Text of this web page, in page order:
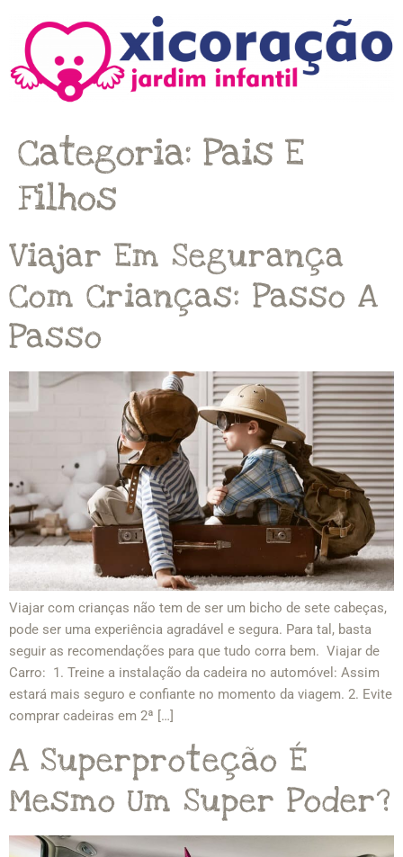
Categoria: Pais E
Filhos
Viajar Em Segurança
Com Crianças: Passo A
Passo
Viajar com crianças não tem de ser um bicho de sete cabeças,
pode ser uma experiência agradável e segura. Para tal, basta
seguir as recomendações para que tudo corra bem. Viajar de
Carro: 1. Treine a instalação da cadeira no automóvel: Assim
estará mais seguro e confiante no momento da viagem. 2. Evite
comprar cadeiras em 2ª […]
A Superproteção É
Mesmo Um Super Poder?